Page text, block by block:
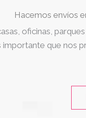
Hacemos envíos
oficinas,
importante que nos